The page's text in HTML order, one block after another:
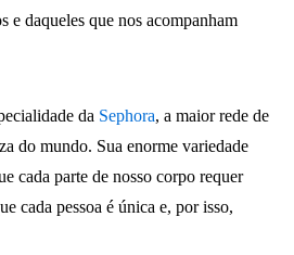
e daqueles que nos acompanham
da Sephora, a maior rede de
do mundo. Sua enorme variedade
cada parte de nosso corpo requer
cada pessoa é única e, por isso,